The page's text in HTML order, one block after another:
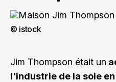
© istock
Jim Thompson était un
l'industrie de la soie